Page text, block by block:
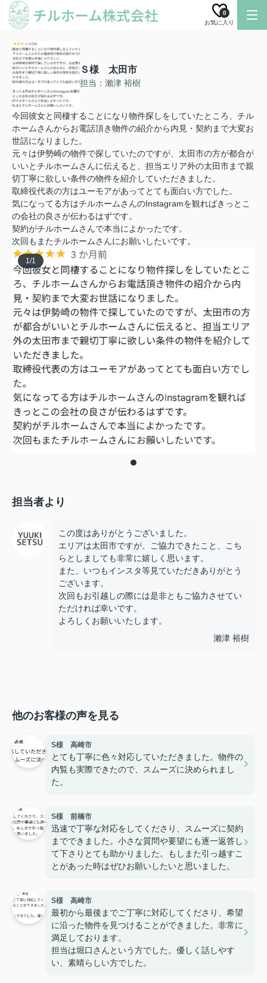
お気に入り
0
Ｓ様 太田市
担当：瀨津 裕樹
今回彼女と同棲することになり物件探しをしていたところ、チル
ホームさんからお電話頂き物件の紹介から内見・契約まで大変お
世話になりました。
元々は伊勢崎の物件で探していたのですが、太田市の方が都合が
いいとチルホームさんに伝えると、担当エリア外の太田市まで親
切丁寧に欲しい条件の物件を紹介していただきました。
取締役代表の方はユーモアがあってとても面白い方でした。
気になってる方はチルホームさんのInstagramを観ればきっとこ
の会社の良さが伝わるはずです。
契約がチルホームさんで本当によかったです。
次回もまたチルホームさんにお願いしたいです。
1/1
担当者より
この度はありがとうございました。
エリアは太田市ですが、ご協力できたこと、こち
らとしましても非常に嬉しく思います。
また、いつもインスタ等見ていただきありがとう
ございます。
次回もお引越しの際には是非ともご協力させてい
ただければ幸いです。
よろしくお願いいたします。
瀨津 裕樹
他のお客様の声を見る
S様 高崎市
とても丁寧に色々対応していただきました。物件の
内覧も実際できたので、スムーズに決められまし
た。
S様 前橋市
迅速で丁寧な対応をしてくださり、スムーズに契約
までできました。小さな質問や要望にも逐一返答し
て下さりとても助かりました。もしまた引っ越すこ
とがあった時はぜひお願いしたいと思いました。
S様 高崎市
最初から最後までご丁寧に対応してくださり、希望
に沿った物件を見つけることができました。非常に
満足しております。
担当は堀口さんという方でした。優しく話しやす
い、素晴らしい方でした。